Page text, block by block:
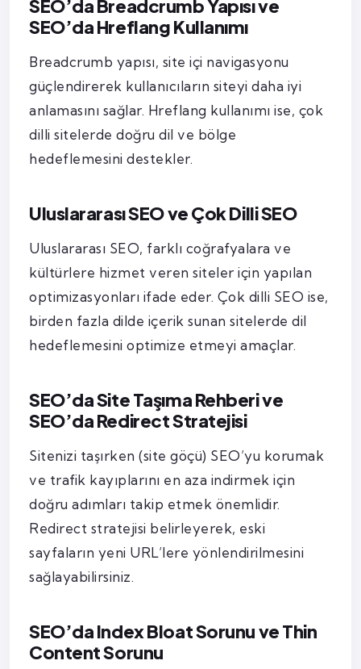
SEO’da Breadcrumb Yapısı ve
SEO’da Hreflang Kullanımı
Breadcrumb yapısı, site içi navigasyonu
güçlendirerek kullanıcıların siteyi daha iyi
anlamasını sağlar. Hreflang kullanımı ise, çok
dilli sitelerde doğru dil ve bölge
hedeflemesini destekler.
Uluslararası SEO ve Çok Dilli SEO
Uluslararası SEO, farklı coğrafyalara ve
kültürlere hizmet veren siteler için yapılan
optimizasyonları ifade eder. Çok dilli SEO ise,
birden fazla dilde içerik sunan sitelerde dil
hedeflemesini optimize etmeyi amaçlar.
SEO’da Site Taşıma Rehberi ve
SEO’da Redirect Stratejisi
Sitenizi taşırken (site göçü) SEO’yu korumak
ve trafik kayıplarını en aza indirmek için
doğru adımları takip etmek önemlidir.
Redirect stratejisi belirleyerek, eski
sayfaların yeni URL’lere yönlendirilmesini
sağlayabilirsiniz.
SEO’da Index Bloat Sorunu ve Thin
Content Sorunu